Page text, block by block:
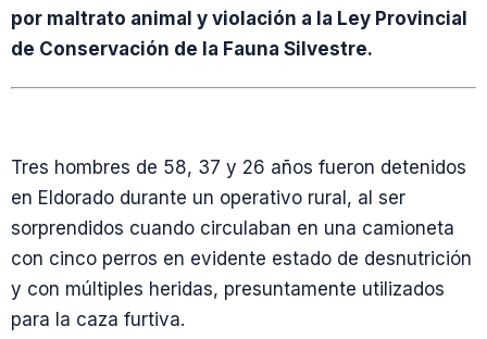
por maltrato animal y violación a la Ley Provincial
de Conservación de la Fauna Silvestre.
Tres hombres de 58, 37 y 26 años fueron detenidos
en Eldorado durante un operativo rural, al ser
sorprendidos cuando circulaban en una camioneta
con cinco perros en evidente estado de desnutrición
y con múltiples heridas, presuntamente utilizados
para la caza furtiva.